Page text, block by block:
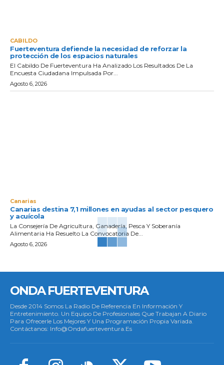
CABILDO
Fuerteventura defiende la necesidad de reforzar la
protección de los espacios naturales
El Cabildo De Fuerteventura Ha Analizado Los Resultados De La
Encuesta Ciudadana Impulsada Por...
Agosto 6, 2026
Canarias
Canarias destina 7,1 millones en ayudas al sector pesquero
y acuícola
La Consejería De Agricultura, Ganadería, Pesca Y Soberanía
Alimentaria Ha Resuelto La Convocatoria De...
Agosto 6, 2026
ONDA FUERTEVENTURA
Desde 2014 Somos La Radio De Referencia En Información Y
Entretenimiento. Un Equipo De Profesionales Que Trabajan A Diario
Para Ofrecerle Los Mejores Y Una Programación Propia Variada.
Contáctanos: Info@ondafuerteventura.es